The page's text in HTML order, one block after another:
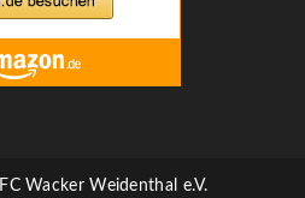
Wacker Weidenthal e.V.